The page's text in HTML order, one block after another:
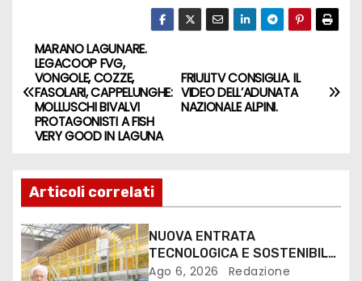
FRIULITV CONSIGLIA. IL
VIDEO DELL’ADUNATA
NAZIONALE ALPINI.
MARANO LAGUNARE.
LEGACOOP FVG,
VONGOLE, COZZE,
FASOLARI, CAPPELUNGHE:
MOLLUSCHI BIVALVI
PROTAGONISTI A FISH
VERY GOOD IN LAGUNA
Articoli correlati
NUOVA ENTRATA
TECNOLOGICA E SOSTENIBILE
PER I MEZZI PESANTI ALLA
Ago 6, 2026 Redazione